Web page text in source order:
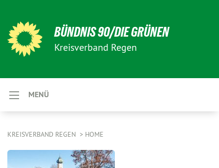
BÜNDNIS 90/DIE GRÜNEN
Kreisverband Regen
MENÜ
KREISVERBAND REGEN HOME